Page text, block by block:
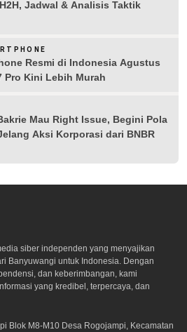
Jadwal & Analisis Taktik
Resmi di Indonesia Agustus
Pro Kini Lebih Murah
Mau Right Issue, Begini Pola
Aksi Korporasi dari BNBR
siber independen yang menyajikan
Banyuwangi untuk Indonesia. Dengan
dan keberimbangan, kami
yang kredibel, terpercaya, dan
Blok M8-M10 Desa Rogojampi, Kecamatan